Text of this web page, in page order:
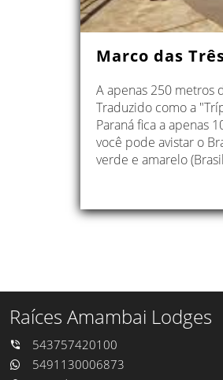
Marco das
A apenas 250 metros
Traduzido como a
Paraná fica a apenas
você pode avistar o
verde e amarelo
Raíces Amambai Lodges
543757420100
5491130006873